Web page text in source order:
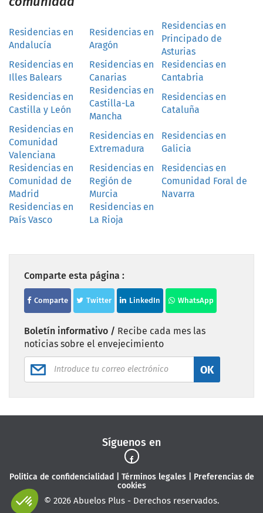
Residencias en
Andalucía
Residencias en
Aragón
Residencias en
Principado de
Asturias
Residencias en
Illes Balears
Residencias en
Canarias
Residencias en
Cantabria
Residencias en
Castilla y León
Residencias en
Castilla-La
Mancha
Residencias en
Cataluña
Residencias en
Comunidad
Valenciana
Residencias en
Extremadura
Residencias en
Galicia
Residencias en
Comunidad de
Madrid
Residencias en
Región de
Murcia
Residencias en
Comunidad Foral de
Navarra
Residencias en
País Vasco
Residencias en
La Rioja
Comparte esta página :
Comparte Twitter LinkedIn WhatsApp
Boletín informativo / Recibe cada mes las
noticias sobre el envejecimiento
OK
Síguenos en
Politica de confidencialidad Términos legales| Preferencias de
cookies
© 2026 Abuelos Plus - Derechos reservados.